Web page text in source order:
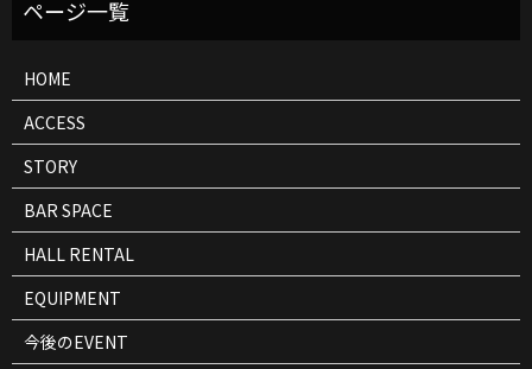
ト
HOME
ACCESS
STORY
BAR SPACE
HALL RENTAL
EQUIPMENT
今後のEVENT